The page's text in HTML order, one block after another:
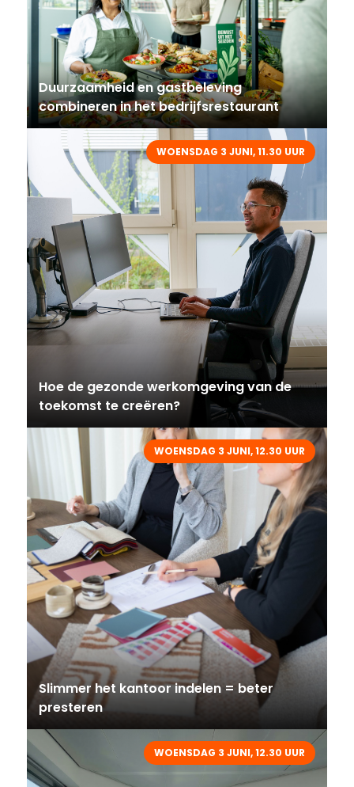
Duurzaamheid en gastbeleving
combineren in het bedrijfsrestaurant
WOENSDAG 3 JUNI, 11.30 UUR
Hoe de gezonde werkomgeving van de
toekomst te creëren?
WOENSDAG 3 JUNI, 12.30 UUR
Slimmer het kantoor indelen = beter
presteren
WOENSDAG 3 JUNI, 12.30 UUR